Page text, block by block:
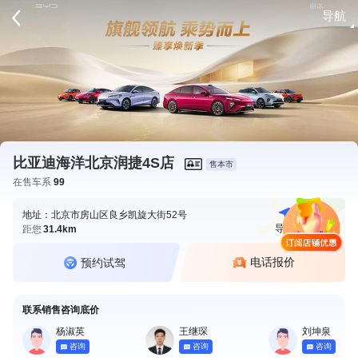
导航
比亚迪海洋北京润捷4S店 售本市
在售车系 99
地址：北京市房山区良乡凯旋大街52号
距您31.4km 导航 电话
预约试驾 电话报价
联系销售咨询底价
杨淑英
咨询
王继琛
咨询
刘坤泉
咨询
请登录